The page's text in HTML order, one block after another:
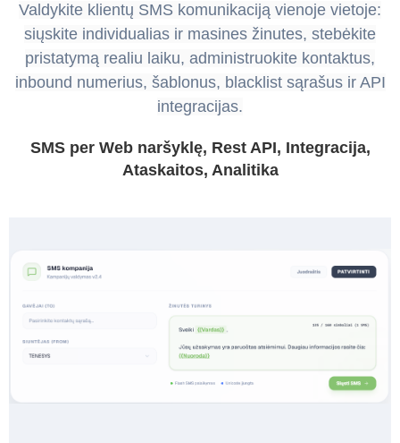
Valdykite klientų SMS komunikaciją vienoje vietoje:
siųskite individualias ir masines žinutes, stebėkite
pristatymą realiu laiku, administruokite kontaktus,
inbound numerius, šablonus, blacklist sąrašus ir API
integracijas.
SMS per Web naršyklę, Rest API, Integracija,
Ataskaitos, Analitika